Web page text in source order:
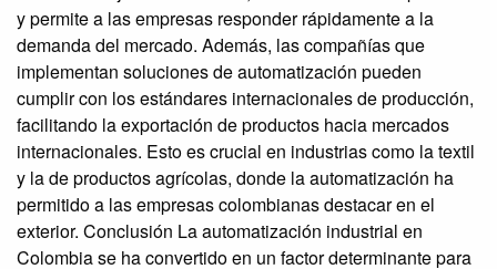
y permite a las empresas responder rápidamente a la
demanda del mercado. Además, las compañías que
implementan soluciones de automatización pueden
cumplir con los estándares internacionales de producción,
facilitando la exportación de productos hacia mercados
internacionales. Esto es crucial en industrias como la textil
y la de productos agrícolas, donde la automatización ha
permitido a las empresas colombianas destacar en el
exterior. Conclusión La automatización industrial en
Colombia se ha convertido en un factor determinante para